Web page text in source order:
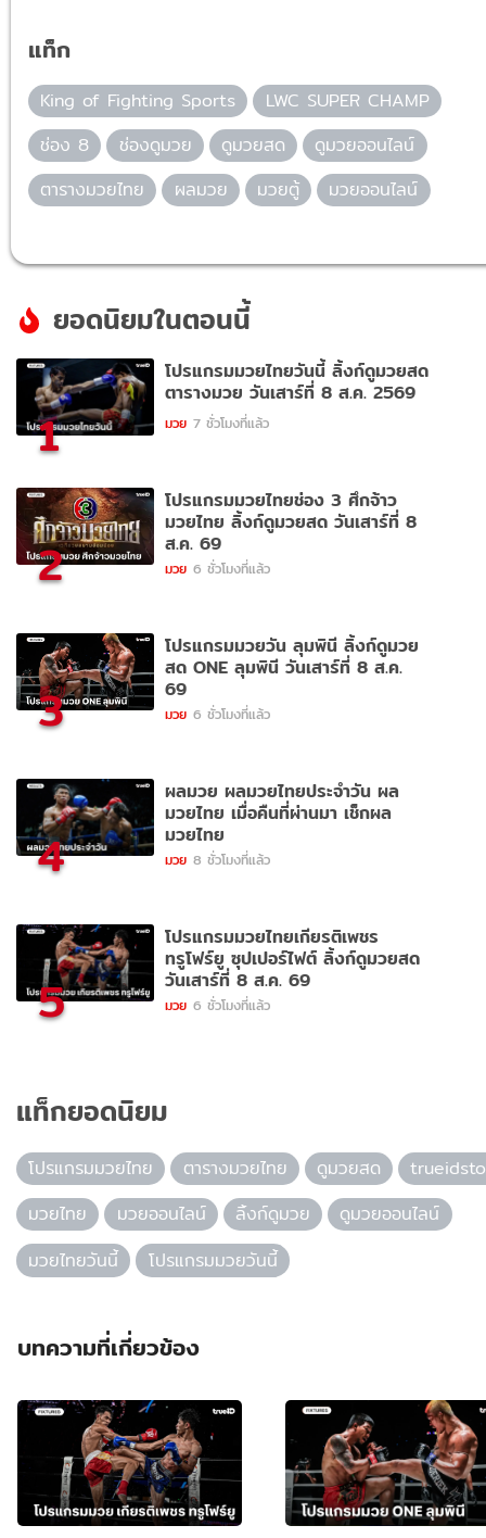
แท็ก
King of Fighting Sports
LWC SUPER CHAMP
ช่อง 8
ช่องดูมวย ดูมวยสด
ดูมวยออนไลน์
ตารางมวยไทย
ผลมวย มวยตู้ มวยออนไลน์
ยอดนิยมในตอนนี้
1
โปรแกรมมวยไทยวันนี้ ลิ้งก์ดูมวยสด
ตารางมวย วันเสาร์ที่ 8 ส.ค. 2569
มวย 7 ชั่วโมงที่แล้ว
2
โปรแกรมมวยไทยช่อง 3 ศึกจ้าว
มวยไทย ลิ้งก์ดูมวยสด วันเสาร์ที่ 8
ส.ค. 69
มวย 6 ชั่วโมงที่แล้ว
3
โปรแกรมมวยวัน ลุมพินี ลิ้งก์ดูมวย
สด ONE ลุมพินี วันเสาร์ที่ 8 ส.ค.
69
มวย 6 ชั่วโมงที่แล้ว
4
ผลมวย ผลมวยไทยประจำวัน ผล
มวยไทย เมื่อคืนที่ผ่านมา เช็กผล
มวยไทย
มวย 8 ชั่วโมงที่แล้ว
5
โปรแกรมมวยไทยเกียรติเพชร
ทรูโฟร์ยู ซุปเปอร์ไฟต์ ลิ้งก์ดูมวยสด
วันเสาร์ที่ 8 ส.ค. 69
มวย 6 ชั่วโมงที่แล้ว
แท็กยอดนิยม
โปรแกรมมวยไทย ตารางมวยไทย ดูมวยสด
มวยไทย
มวยออนไลน์ ลิ้งก์ดูมวย
ดูมวยออนไลน์
มวยไทยวันนี้
โปรแกรมมวยวันนี้
บทความที่เกี่ยวข้อง